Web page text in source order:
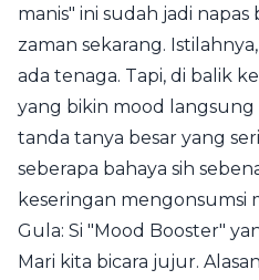
manis" ini sudah jadi
zaman sekarang.
ada tenaga. Tapi, di balik
yang bikin mood langsung
tanda tanya besar yang
seberapa bahaya sih
keseringan mengonsumsi
Gula: Si "Mood Booster"
Mari kita bicara jujur.